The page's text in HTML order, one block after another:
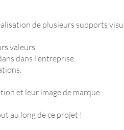
de plusieurs supports
valeurs.
dans l'entreprise.
et leur image de marque.
au long de ce projet !